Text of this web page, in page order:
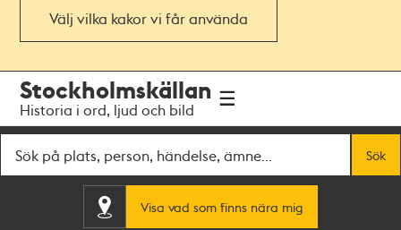
Välj vilka kakor vi får använda
navigationen
huvudinnehållet
Stockholmskällan
Historia i ord, ljud och bild
Sök
Visa vad som finns nära mig